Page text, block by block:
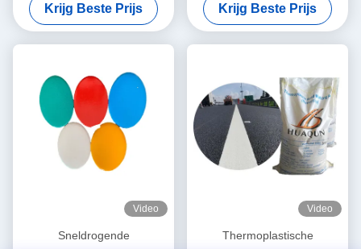
Droging en Aanpasbare
Kleuren
Krijg Beste Prijs
weerbestendige
wegmarkering
Krijg Beste Prijs
Video
Sneldrogende
Video
Thermoplastische